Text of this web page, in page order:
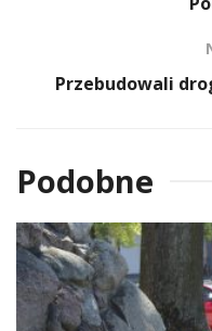
Przebudowali
Podobne